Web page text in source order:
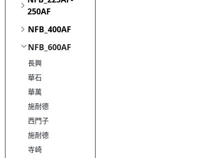
250AF
NFB_400AF
NFB_600AF
長興
華石
華萬
施耐德
西門子
施耐德
寺崎